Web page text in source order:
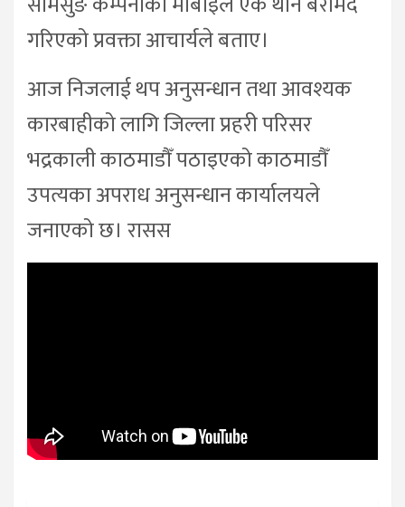
गरिएको प्रवक्ता आचार्यले बताए।
आज निजलाई थप अनुसन्धान तथा आवश्यक
कारबाहीको लागि जिल्ला प्रहरी परिसर
भद्रकाली काठमाडौँ पठाइएको काठमाडौँ
उपत्यका अपराध अनुसन्धान कार्यालयले
जनाएको छ। रासस